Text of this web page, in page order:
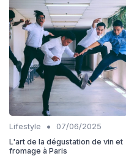
Lifestyle •
07/06/2025
L'art de la dégustation de vin et
fromage à Paris